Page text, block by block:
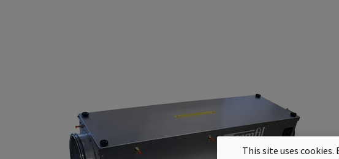
This site uses